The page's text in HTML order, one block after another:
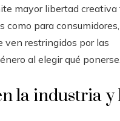
mayor libertad
como para consumidores,
ven restringidos por las
al elegir qué ponerse.
la industria y